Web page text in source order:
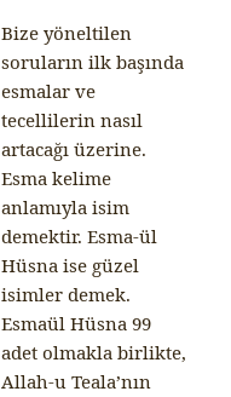
Bize yöneltilen
soruların ilk başında
esmalar ve
tecellilerin nasıl
artacağı üzerine.
Esma kelime
anlamıyla isim
demektir. Esma-ül
Hüsna ise güzel
isimler demek.
Esmaül Hüsna 99
adet olmakla birlikte,
Allah-u Teala’nın